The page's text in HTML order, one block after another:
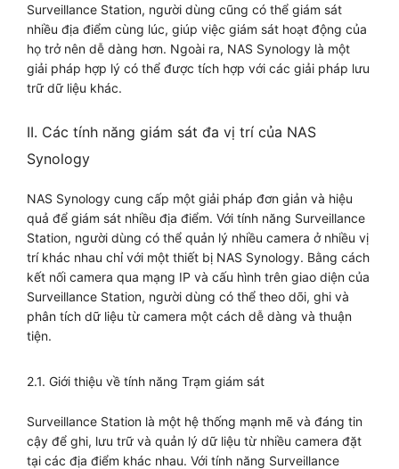
Surveillance Station, người dùng cũng có thể giám sát
nhiều địa điểm cùng lúc, giúp việc giám sát hoạt động của
họ trở nên dễ dàng hơn. Ngoài ra, NAS Synology là một
giải pháp hợp lý có thể được tích hợp với các giải pháp lưu
trữ dữ liệu khác.
II. Các tính năng giám sát đa vị trí của NAS
Synology
NAS Synology cung cấp một giải pháp đơn giản và hiệu
quả để giám sát nhiều địa điểm. Với tính năng Surveillance
Station, người dùng có thể quản lý nhiều camera ở nhiều vị
trí khác nhau chỉ với một thiết bị NAS Synology. Bằng cách
kết nối camera qua mạng IP và cấu hình trên giao diện của
Surveillance Station, người dùng có thể theo dõi, ghi và
phân tích dữ liệu từ camera một cách dễ dàng và thuận
tiện.
2.1. Giới thiệu về tính năng Trạm giám sát
Surveillance Station là một hệ thống mạnh mẽ và đáng tin
cậy để ghi, lưu trữ và quản lý dữ liệu từ nhiều camera đặt
tại các địa điểm khác nhau. Với tính năng Surveillance